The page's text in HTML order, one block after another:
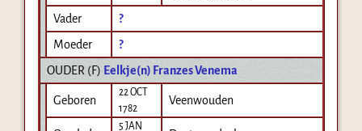
Vader
?
Moeder
?
OUDER (F) Eelkje(n) Franzes Venema
Geboren
22 OCT
1782
Veenwouden
5 JAN